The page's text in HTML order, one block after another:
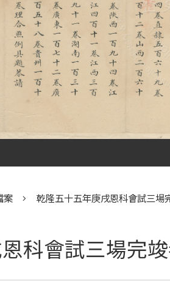
案 乾隆五十五年庚戌恩科會試三場
科會試三場完